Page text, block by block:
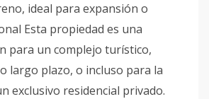
ideal para expansión o
Esta propiedad es una
para un complejo turístico,
largo plazo, o incluso para la
exclusivo residencial privado.